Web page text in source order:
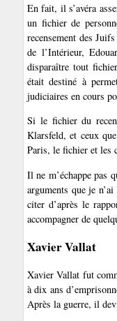
En fait, il s’avéra
un fichier de
recensement des
de l’Intérieur,
disparaître tout
était destiné à
judiciaires en cours
Si le fichier du
Klarsfeld, et ceux
Paris, le fichier et les
Il ne m’échappe pas
arguments que je
citer d’après le
accompagner de
Xavier Vallat
Xavier Vallat fut
à dix ans
Après la guerre, il